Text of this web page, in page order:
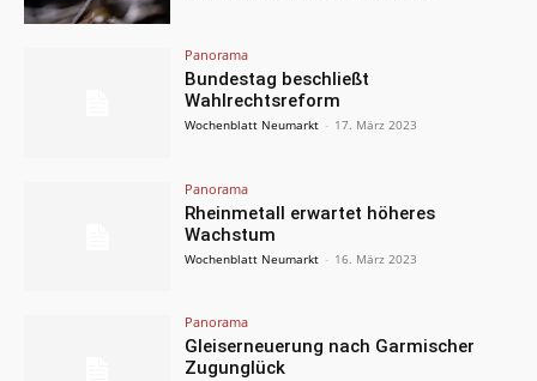
Panorama
Bundestag beschließt
Wahlrechtsreform
Wochenblatt Neumarkt - 17. März 2023
Panorama
Rheinmetall erwartet höheres
Wachstum
Wochenblatt Neumarkt - 16. März 2023
Panorama
Gleiserneuerung nach Garmischer
Zugunglück